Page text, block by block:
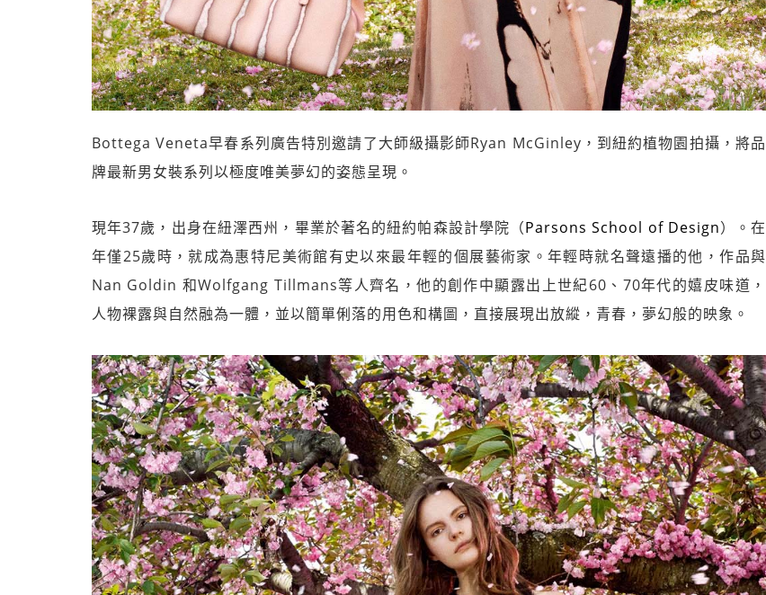
Bottega Veneta早春系列廣告特別邀請了大師級攝影師Ryan McGinley，到紐約植物園拍攝，將品
牌最新男女裝系列以極度唯美夢幻的姿態呈現。
現年37歲，出身在紐澤西州，畢業於著名的紐約帕森設計學院（Parsons School of Design）。在
年僅25歲時，就成為惠特尼美術館有史以來最年輕的個展藝術家。年輕時就名聲遠播的他，作品與
Nan Goldin 和Wolfgang Tillmans等人齊名，他的創作中顯露出上世紀60、70年代的嬉皮味道，
人物裸露與自然融為一體，並以簡單俐落的用色和構圖，直接展現出放縱，青春，夢幻般的映象。